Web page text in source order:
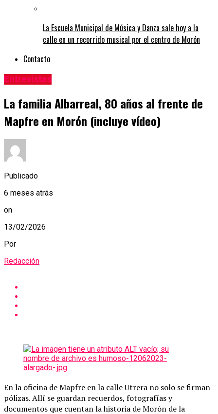
La Escuela Municipal de Música y Danza sale hoy a la
calle en un recorrido musical por el centro de Morón
Contacto
Entrevistas
La familia Albarreal, 80 años al frente de
Mapfre en Morón (incluye vídeo)
Publicado
6 meses atrás
on
13/02/2026
Por
Redacción
En la oficina de Mapfre en la calle Utrera no solo se firman
pólizas. Allí se guardan recuerdos, fotografías y
documentos que cuentan la historia de Morón de la